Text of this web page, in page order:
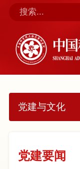
党建与文化
党建要闻